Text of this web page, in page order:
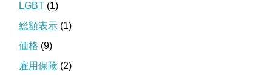
LGBT (1)
総額表示 (1)
価格 (9)
雇用保険 (2)